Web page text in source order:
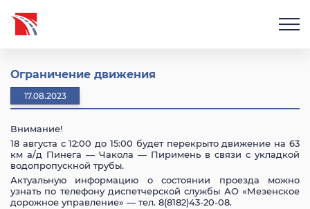
Ограничение движения
17.08.2023
Внимание!
18 августа с 12:00 до 15:00 будет перекрыто движение на 63
км а/д Пинега — Чакола — Пиримень в связи с укладкой
водопропускной трубы.
Актуальную информацию о состоянии проезда можно
узнать по телефону диспетчерской службы АО «Мезенское
дорожное управление» — тел. 8(8182)43-20-08.